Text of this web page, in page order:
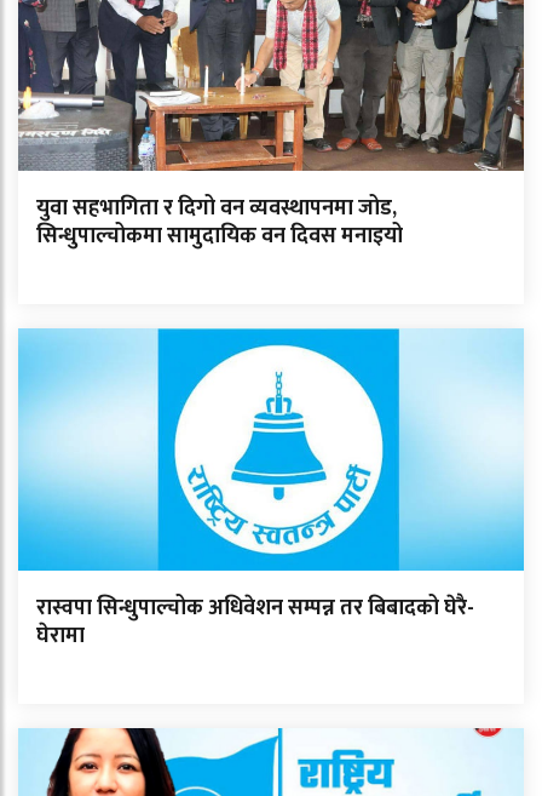
युवा सहभागिता र दिगो वन व्यवस्थापनमा जोड,
सिन्धुपाल्चोकमा सामुदायिक वन दिवस मनाइयो
रास्वपा सिन्धुपाल्चोक अधिवेशन सम्पन्न तर बिबादको घेरै-
घेरामा